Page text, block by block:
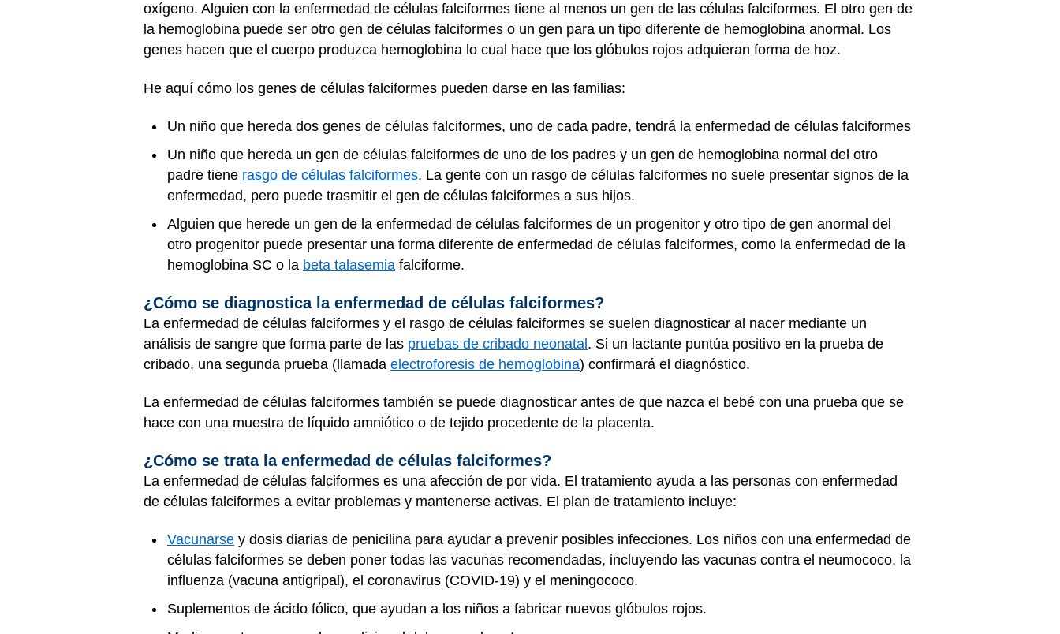
oxígeno. Alguien con la enfermedad de células falciformes tiene al menos un gen de las células falciformes. El otro gen de
la hemoglobina puede ser otro gen de células falciformes o un gen para un tipo diferente de hemoglobina anormal. Los
genes hacen que el cuerpo produzca hemoglobina lo cual hace que los glóbulos rojos adquieran forma de hoz.
He aquí cómo los genes de células falciformes pueden darse en las familias:
Un niño que hereda dos genes de células falciformes, uno de cada padre, tendrá la enfermedad de células falciformes
Un niño que hereda un gen de células falciformes de uno de los padres y un gen de hemoglobina normal del otro
padre tiene rasgo de células falciformes. La gente con un rasgo de células falciformes no suele presentar signos de la
enfermedad, pero puede trasmitir el gen de células falciformes a sus hijos.
Alguien que herede un gen de la enfermedad de células falciformes de un progenitor y otro tipo de gen anormal del
otro progenitor puede presentar una forma diferente de enfermedad de células falciformes, como la enfermedad de la
hemoglobina SC o la beta talasemia falciforme.
¿Cómo se diagnostica la enfermedad de células falciformes?
La enfermedad de células falciformes y el rasgo de células falciformes se suelen diagnosticar al nacer mediante un
análisis de sangre que forma parte de las pruebas de cribado neonatal. Si un lactante puntúa positivo en la prueba de
cribado, una segunda prueba (llamada electroforesis de hemoglobina) confirmará el diagnóstico.
La enfermedad de células falciformes también se puede diagnosticar antes de que nazca el bebé con una prueba que se
hace con una muestra de líquido amniótico o de tejido procedente de la placenta.
¿Cómo se trata la enfermedad de células falciformes?
La enfermedad de células falciformes es una afección de por vida. El tratamiento ayuda a las personas con enfermedad
de células falciformes a evitar problemas y mantenerse activas. El plan de tratamiento incluye:
Vacunarse y dosis diarias de penicilina para ayudar a prevenir posibles infecciones. Los niños con una enfermedad de
células falciformes se deben poner todas las vacunas recomendadas, incluyendo las vacunas contra el neumococo, la
influenza (vacuna antigripal), el coronavirus (COVID-19) y el meningococo.
Suplementos de ácido fólico, que ayudan a los niños a fabricar nuevos glóbulos rojos.